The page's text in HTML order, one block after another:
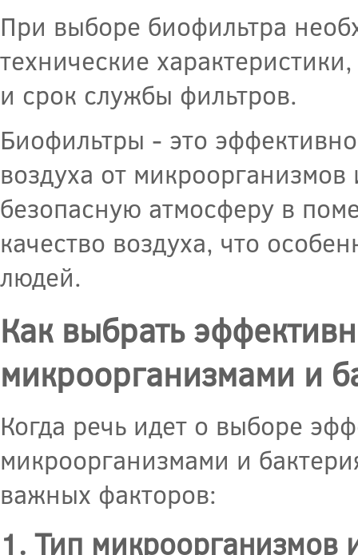
При выборе биофильтра
технические
и срок службы фильтров.
Биофильтры - это
воздуха от
безопасную атмосферу в
качество воздуха, что
людей.
Как выбрать
микроорганизмами и
Когда речь идет о выборе
микроорганизмами и
важных факторов:
1. Тип микроорганизмов